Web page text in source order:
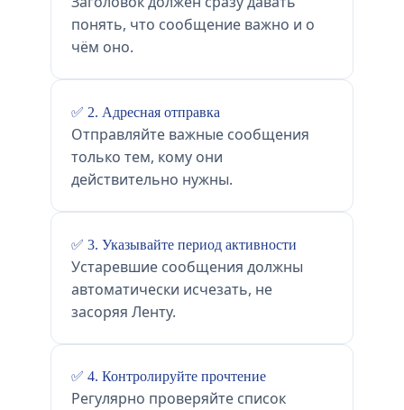
понять, что сообщение важно и о
чём оно.
✅ 2. Адресная отправка
Отправляйте важные сообщения
только тем, кому они
действительно нужны.
✅ 3. Указывайте период активности
Устаревшие сообщения должны
автоматически исчезать, не
засоряя Ленту.
✅ 4. Контролируйте прочтение
Регулярно проверяйте список